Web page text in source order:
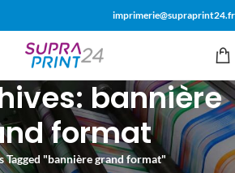
imprimerie@supraprint24.fr
bannière
format
Tagged "bannière grand format"